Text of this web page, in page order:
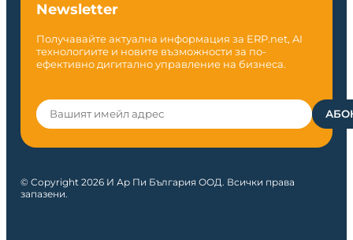
Newsletter
Получавайте актуална информация за ERP.net, AI
технологиите и новите възможности за по-
ефективно дигитално управление на бизнеса.
© Copyright 2026 И Ар Пи България ООД. Всички права
запазени.